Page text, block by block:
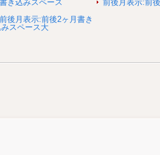
書き込みスペース 前後月表示:前
前後月表示:前後2ヶ月書き
スペース大